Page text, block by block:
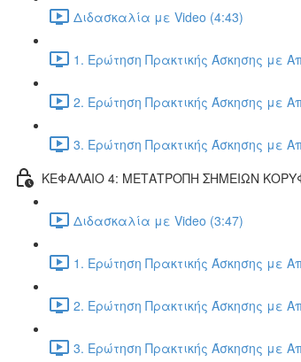
Διδασκαλία με Video (4:43)
1. Ερώτηση Πρακτικής Άσκησης με
2. Ερώτηση Πρακτικής Άσκησης με
3. Ερώτηση Πρακτικής Άσκησης με
ΚΕΦΑΛΑΙΟ 4: ΜΕΤΑΤΡΟΠΗ ΣΗΜΕΙΩΝ
Διδασκαλία με Video (3:47)
1. Ερώτηση Πρακτικής Άσκησης με
2. Ερώτηση Πρακτικής Άσκησης με
3. Ερώτηση Πρακτικής Άσκησης με